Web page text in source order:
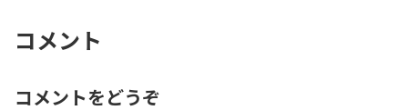
コメント
コメントをどうぞ